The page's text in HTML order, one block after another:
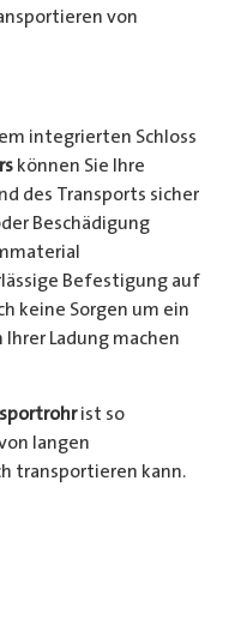
von
integrierten Schloss
können Sie Ihre
des Transports sicher
Beschädigung
Befestigung auf
keine Sorgen um ein
Ladung machen
ist so
langen
transportieren kann.
oder Holzlatten